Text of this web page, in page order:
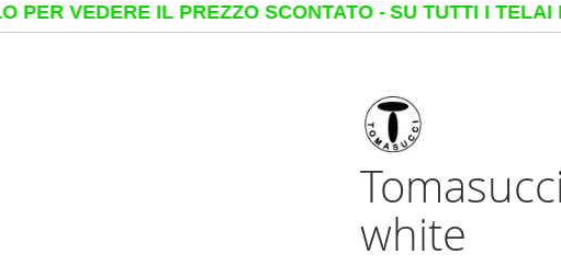
IL PREZZO SCONTATO - SU TUTTI I TELAI IN
white